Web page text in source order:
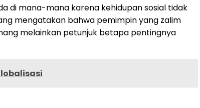
di mana-mana karena kehidupan sosial tidak
mengatakan bahwa pemimpin yang zalim
melainkan petunjuk betapa pentingnya